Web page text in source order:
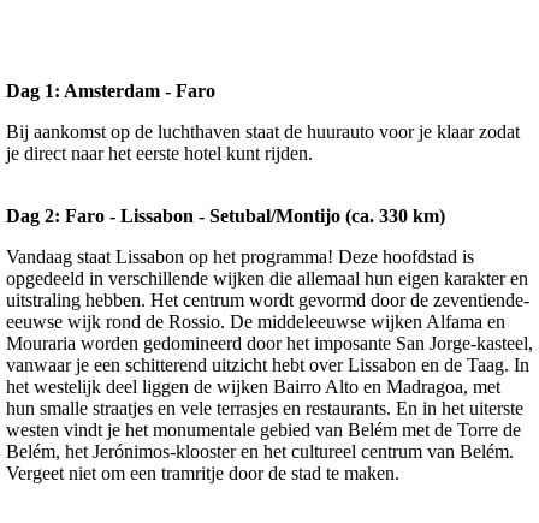
Dag 1: Amsterdam - Faro
Bij aankomst op de luchthaven staat de huurauto voor je klaar zodat
je direct naar het eerste hotel kunt rijden.
Dag 2: Faro - Lissabon - Setubal/Montijo (ca. 330 km)
Vandaag staat Lissabon op het programma! Deze hoofdstad is
opgedeeld in verschillende wijken die allemaal hun eigen karakter en
uitstraling hebben. Het centrum wordt gevormd door de zeventiende-
eeuwse wijk rond de Rossio. De middeleeuwse wijken Alfama en
Mouraria worden gedomineerd door het imposante San Jorge-kasteel,
vanwaar je een schitterend uitzicht hebt over Lissabon en de Taag. In
het westelijk deel liggen de wijken Bairro Alto en Madragoa, met
hun smalle straatjes en vele terrasjes en restaurants. En in het uiterste
westen vindt je het monumentale gebied van Belém met de Torre de
Belém, het Jerónimos-klooster en het cultureel centrum van Belém.
Vergeet niet om een tramritje door de stad te maken.